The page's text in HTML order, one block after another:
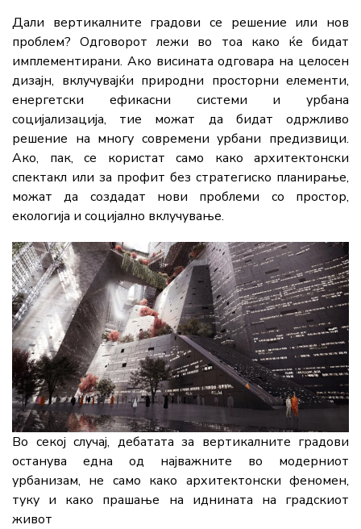
Дали вертикалните градови се решение или нов
проблем? Одговорот лежи во тоа како ќе бидат
имплементирани. Ако висината одговара на целосен
дизајн, вклучувајќи природни просторни елементи,
енергетски ефикасни системи и урбана
социјализација, тие можат да бидат одржливо
решение на многу современи урбани предизвици.
Ако, пак, се користат само како архитектонски
спектакл или за профит без стратегиско планирање,
можат да создадат нови проблеми со простор,
екологија и социјално вклучување.
Во секој случај, дебатата за вертикалните градови
останува една од најважните во модерниот
урбанизам, не само како архитектонски феномен,
туку и како прашање на иднината на градскиот
живот